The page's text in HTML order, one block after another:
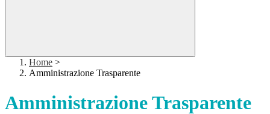
Home >
Amministrazione Trasparente
Amministrazione Trasparente